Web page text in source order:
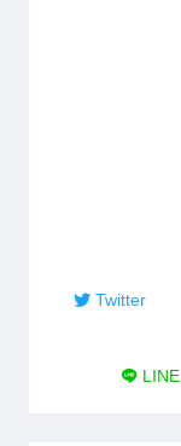
Twitter
LINE